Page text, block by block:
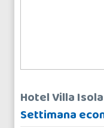
Hotel Villa Isola
Settimana